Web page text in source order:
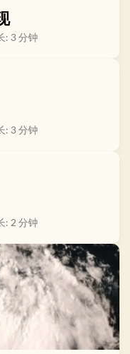
: 3 分钟
: 3 分钟
: 2 分钟